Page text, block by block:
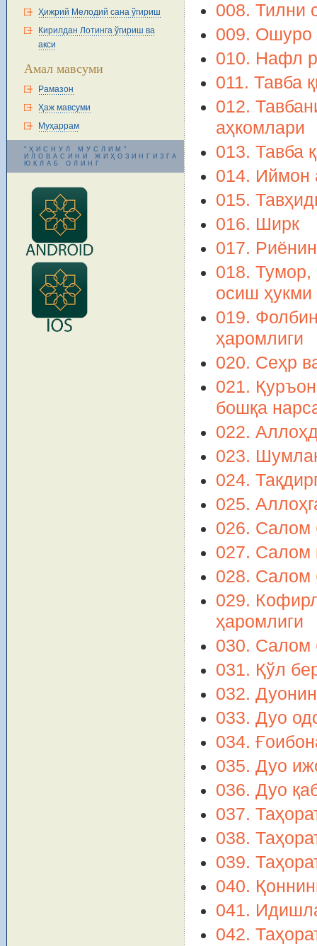
Ҳижрий Мелодий сана ўгириш
Кирилдан Лотинга ўгириш ва
акси
Амал мавсуми
Рамазон
Ҳаж мавсуми
Муҳаррам
"ҲИСНУЛ МУСЛИМ"
ИЛОВАСИНИ ЖИҲОЗИНГИЗГА
ЮКЛАБ ОЛИНГ
008. Тилни
009. Ошуро
010. Нафл
011. Тавба
012.
аҳкомлари
013. Тавба
014. Иймон
015.
016. Ширк
017.
018. Тумор,
осиш ҳукми
019.
ҳаромлиги
020. Сеҳр
021.
бошқа
022.
023.
024.
025.
026. Салом
027. Салом
028. Салом
029.
ҳаромлиги
030. Салом
031. Қўл
032.
033. Дуо
034.
035. Дуо
036. Дуо
037.
038.
039.
040.
041.
042.